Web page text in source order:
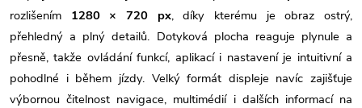
rozlišením 1280 × 720 px, díky kterému je obraz ostrý,
přehledný a plný detailů. Dotyková plocha reaguje plynule a
přesně, takže ovládání funkcí, aplikací i nastavení je intuitivní a
pohodlné i během jízdy. Velký formát displeje navíc zajišťuje
výbornou čitelnost navigace, multimédií i dalších informací na